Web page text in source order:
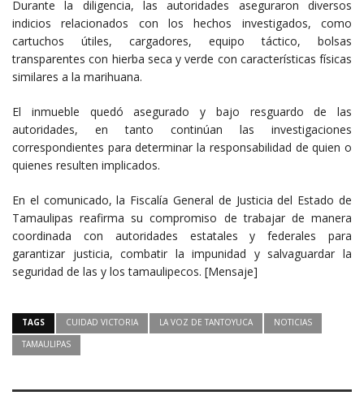
Durante la diligencia, las autoridades aseguraron diversos
indicios relacionados con los hechos investigados, como
cartuchos útiles, cargadores, equipo táctico, bolsas
transparentes con hierba seca y verde con características físicas
similares a la marihuana.
El inmueble quedó asegurado y bajo resguardo de las
autoridades, en tanto continúan las investigaciones
correspondientes para determinar la responsabilidad de quien o
quienes resulten implicados.
En el comunicado, la Fiscalía General de Justicia del Estado de
Tamaulipas reafirma su compromiso de trabajar de manera
coordinada con autoridades estatales y federales para
garantizar justicia, combatir la impunidad y salvaguardar la
seguridad de las y los tamaulipecos. [Mensaje]
TAGS CUIDAD VICTORIA LA VOZ DE TANTOYUCA
NOTICIAS
TAMAULIPAS